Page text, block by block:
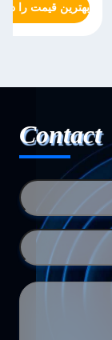
بهترین قیمت را
Contact